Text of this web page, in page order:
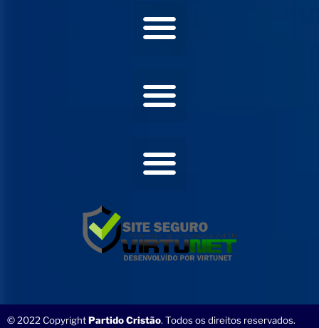
© 2022 CopyrightPartido Cristão. Todos os direitos reservados.